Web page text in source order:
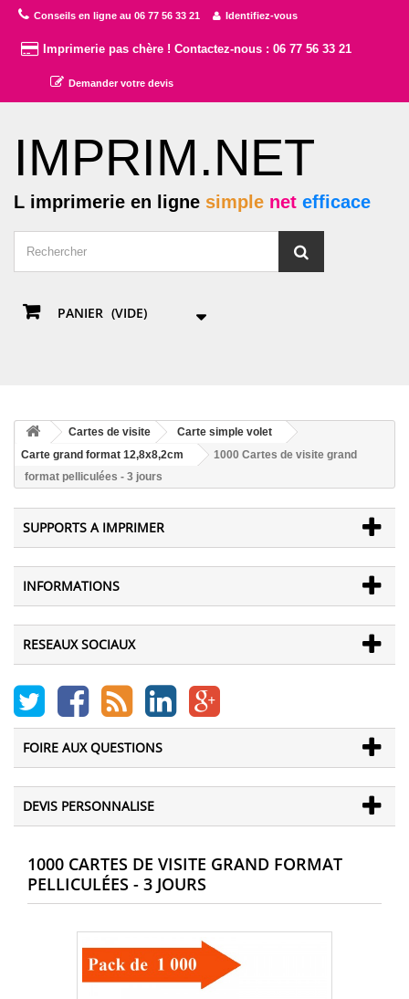
Conseils en ligne au 06 77 56 33 21 Identifiez-vous
Imprimerie pas chère ! Contactez-nous : 06 77 56 33 21
Demander votre devis
IMPRIM.NET
L imprimerie en ligne simple net efficace
PANIER (VIDE)
Cartes de visite
Carte simple volet
Carte grand format 12,8x8,2cm
1000 Cartes de visite grand
format pelliculées - 3 jours
SUPPORTS A IMPRIMER
INFORMATIONS
RESEAUX SOCIAUX
FOIRE AUX QUESTIONS
DEVIS PERSONNALISE
1000 CARTES DE VISITE GRAND FORMAT
PELLICULÉES - 3 JOURS